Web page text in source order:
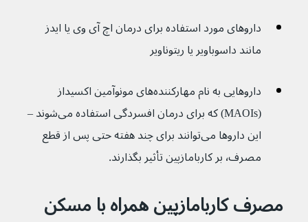
داروهای مورد استفاده برای درمان اچ آی وی یا ایدز
مانند داسوباویر یا ریتوناویر
داروهایی به نام مهارکننده‌های مونوآمین اکسیداز
(MAOIs) که برای درمان افسردگی استفاده می‌شوند –
این داروها می‌توانند برای چند هفته حتی پس از قطع
مصرف٬ بر کاربامازپین تأثیر بگذارند.
مصرف کاربامازپین همراه با مسکن